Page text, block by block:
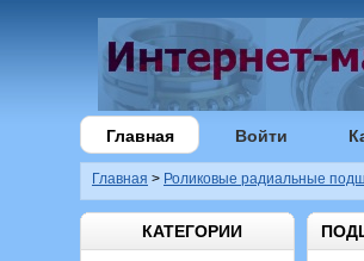
Главная Войти
Главная > Роликовые радиальные
КАТЕГОРИИ